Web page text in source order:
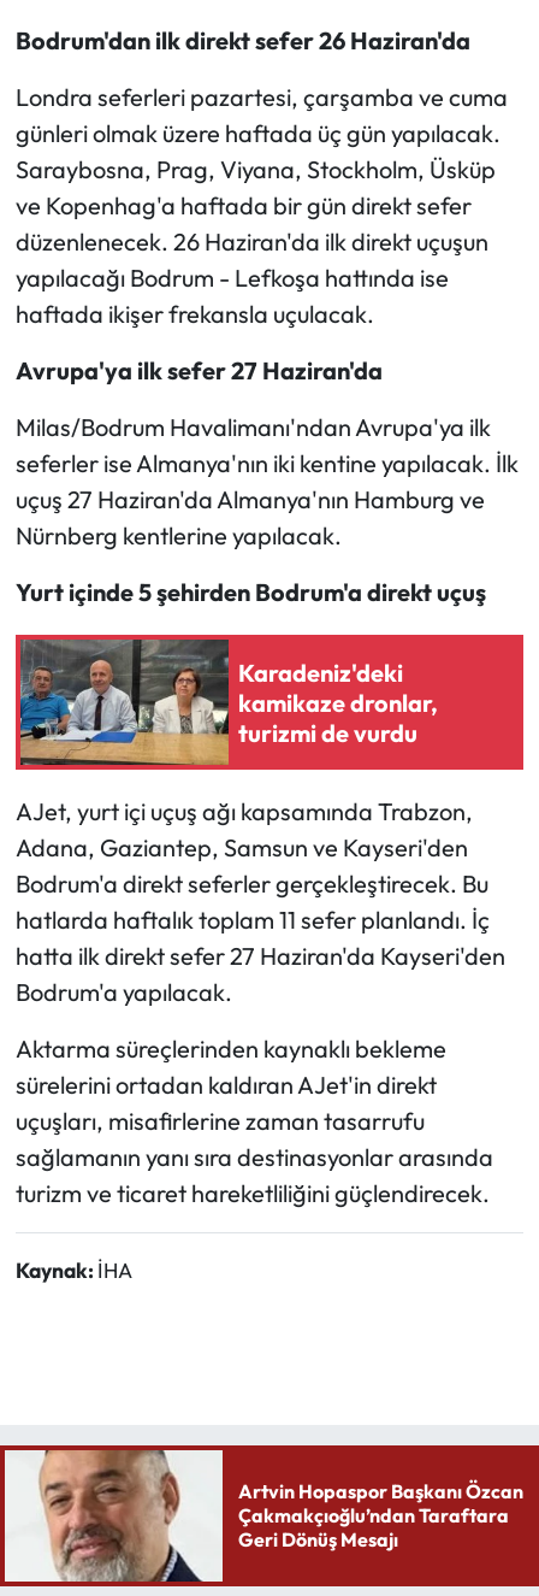
Bodrum'dan ilk direkt sefer 26 Haziran'da
Londra seferleri pazartesi, çarşamba ve cuma
günleri olmak üzere haftada üç gün yapılacak.
Saraybosna, Prag, Viyana, Stockholm, Üsküp
ve Kopenhag'a haftada bir gün direkt sefer
düzenlenecek. 26 Haziran'da ilk direkt uçuşun
yapılacağı Bodrum - Lefkoşa hattında ise
haftada ikişer frekansla uçulacak.
Avrupa'ya ilk sefer 27 Haziran'da
Milas/Bodrum Havalimanı'ndan Avrupa'ya ilk
seferler ise Almanya'nın iki kentine yapılacak. İlk
uçuş 27 Haziran'da Almanya'nın Hamburg ve
Nürnberg kentlerine yapılacak.
Yurt içinde 5 şehirden Bodrum'a direkt uçuş
Karadeniz'deki
kamikaze dronlar,
turizmi de vurdu
AJet, yurt içi uçuş ağı kapsamında Trabzon,
Adana, Gaziantep, Samsun ve Kayseri'den
Bodrum'a direkt seferler gerçekleştirecek. Bu
hatlarda haftalık toplam 11 sefer planlandı. İç
hatta ilk direkt sefer 27 Haziran'da Kayseri'den
Bodrum'a yapılacak.
Aktarma süreçlerinden kaynaklı bekleme
sürelerini ortadan kaldıran AJet'in direkt
uçuşları, misafirlerine zaman tasarrufu
sağlamanın yanı sıra destinasyonlar arasında
turizm ve ticaret hareketliliğini güçlendirecek.
Kaynak: İHA
Artvin Hopaspor Başkanı Özcan
Çakmakçıoğlu’ndan Taraftara
Geri Dönüş Mesajı